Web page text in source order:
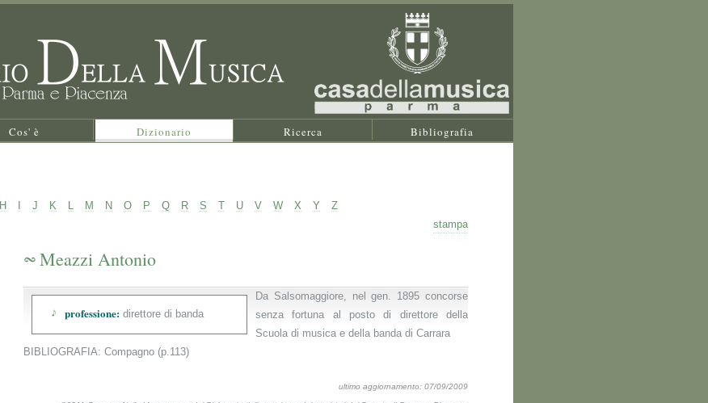
Cos' è Dizionario Ricerca Bibliografia
H J K L M N O P Q R S T U V W X Y
Z
stampa
Meazzi Antonio
professione: direttore di banda
Da Salsomaggiore, nel gen. 1895 concorse
senza fortuna al posto di direttore della
Scuola di musica e della banda di Carrara
BIBLIOGRAFIA: Compagno (p.113)
ultimo aggiornamento: 07/09/2009